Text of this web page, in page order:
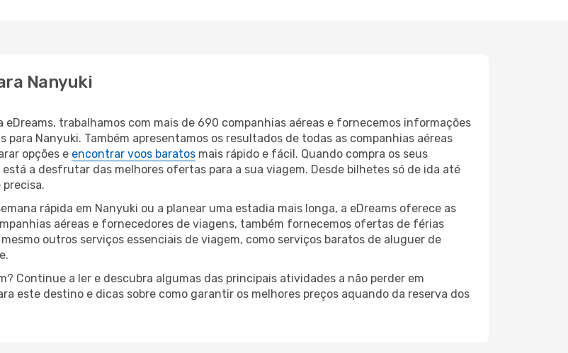
Nanyuki
trabalhamos com mais de 690 companhias aéreas e fornecemos informações
Nanyuki. Também apresentamos os resultados de todas as companhias aéreas
opções e encontrar voos baratos mais rápido e fácil. Quando compra os seus
a desfrutar das melhores ofertas para a sua viagem. Desde bilhetes só de ida até
rápida em Nanyuki ou a planear uma estadia mais longa, a eDreams oferece as
aéreas e fornecedores de viagens, também fornecemos ofertas de férias
outros serviços essenciais de viagem, como serviços baratos de aluguer de
Continue a ler e descubra algumas das principais atividades a não perder em
este destino e dicas sobre como garantir os melhores preços aquando da reserva dos